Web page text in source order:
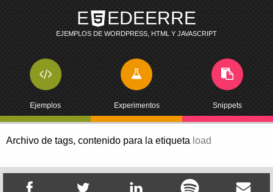
E EDEERRE
EJEMPLOS DE WORDPRESS, HTML Y JAVASCRIPT
Ejemplos Experimentos Snippets
Archivo de tags, contenido para la etiqueta load